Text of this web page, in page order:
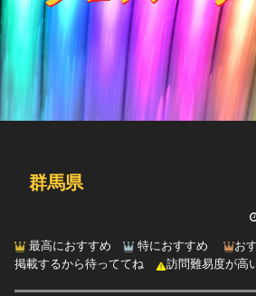
群馬県
最高におすすめ 特におすすめ
お
掲載するから待っててね
訪問難易度が高